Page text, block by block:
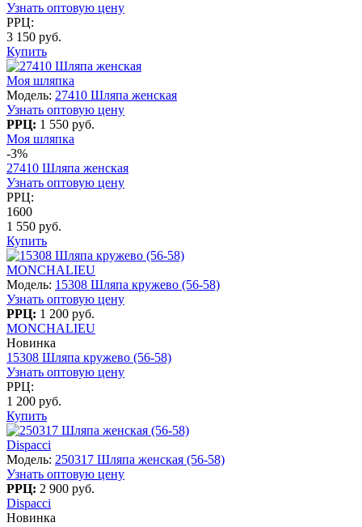
Узнать оптовую цену
РРЦ:
3 150 руб.
Купить
Моя шляпка
Модель: 27410 Шляпа женская
Узнать оптовую цену
РРЦ: 1 550 руб.
Моя шляпка
-3%
27410 Шляпа женская
Узнать оптовую цену
РРЦ:
1600
1 550 руб.
Купить
MONCHALIEU
Модель: 15308 Шляпа кружево (56-58)
Узнать оптовую цену
РРЦ: 1 200 руб.
MONCHALIEU
Новинка
15308 Шляпа кружево (56-58)
Узнать оптовую цену
РРЦ:
1 200 руб.
Купить
Dispacci
Модель: 250317 Шляпа женская (56-58)
Узнать оптовую цену
РРЦ: 2 900 руб.
Dispacci
Новинка